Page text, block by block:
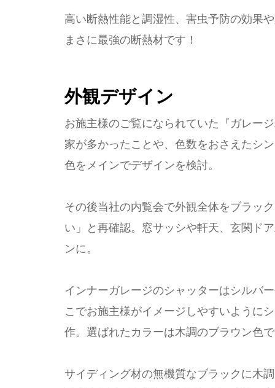
高い断熱性能と調湿性、害虫予防の効果
まさに最強の断熱材です！
外観デザイン
お施主様のご覧になられていた『ガレー
家が多かったことや、色数をおさえたシ
色をメインでデザインを検討。
その後当社の内覧会で外観全体をブラッ
い」と再確認。窓サッシや軒天、玄関ド
ンに。
インナーガレージのシャッターはシルバ
こでお施主様がイメージしやすいように
作。選ばれたカラーは木調のブラウン色
サイディング材の無機質なブラックに木